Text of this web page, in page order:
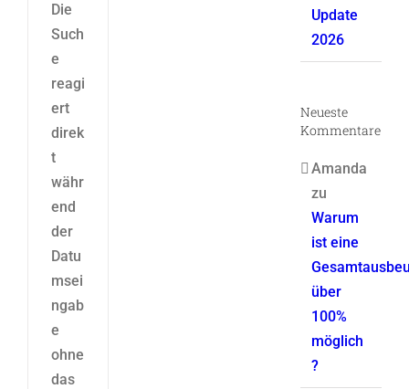
Die
Such
e
reagi
ert
direk
t
währ
end
der
Datu
msei
ngab
e
ohne
das
Update
2026
Neueste
Kommentare
Amanda
zu
Warum
ist eine
über
100%
möglich
?